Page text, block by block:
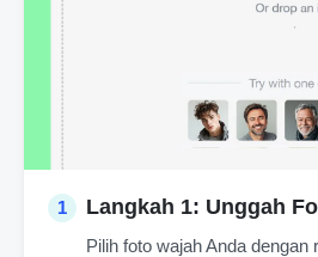
1 Langkah 1: Unggah
Pilih foto wajah Anda dengan